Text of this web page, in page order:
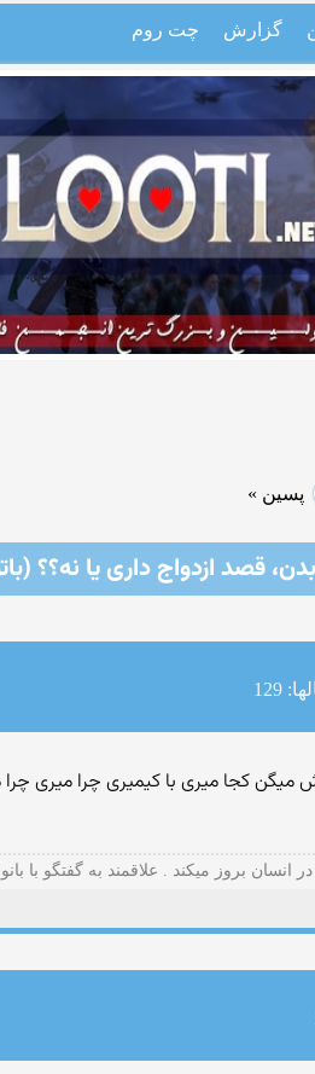
گزارش چت روم
پسین »
قصد ازدواج داری یا نه؟؟
129
کجا میری با کیمیری چرا میری چرا
بروز میکند . علاقمند به گفتگو با